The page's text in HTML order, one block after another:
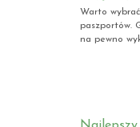
Warto
paszportów.
na pewno